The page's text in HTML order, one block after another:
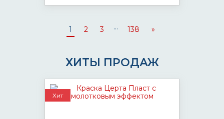
1 2 3 ... 138 »
ХИТЫ ПРОДАЖ
Хит